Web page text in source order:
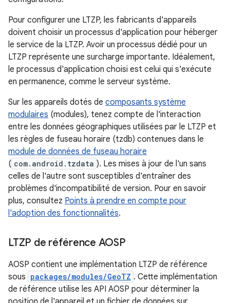
Pour configurer une LTZP, les fabricants d'appareils
doivent choisir un processus d'application pour héberger
le service de la LTZP. Avoir un processus dédié pour un
LTZP représente une surcharge importante. Idéalement,
le processus d'application choisi est celui qui s'exécute
en permanence, comme le serveur système.
Sur les appareils dotés de composants système
modulaires (modules), tenez compte de l'interaction
entre les données géographiques utilisées par le LTZP et
les règles de fuseau horaire (tzdb) contenues dans le
module de données de fuseau horaire
( com.android.tzdata ). Les mises à jour de l'un sans
celles de l'autre sont susceptibles d'entraîner des
problèmes d'incompatibilité de version. Pour en savoir
plus, consultez Points à prendre en compte pour
l'adoption des fonctionnalités.
LTZP de référence AOSP
AOSP contient une implémentation LTZP de référence
sous packages/modules/GeoTZ . Cette implémentation
de référence utilise les API AOSP pour déterminer la